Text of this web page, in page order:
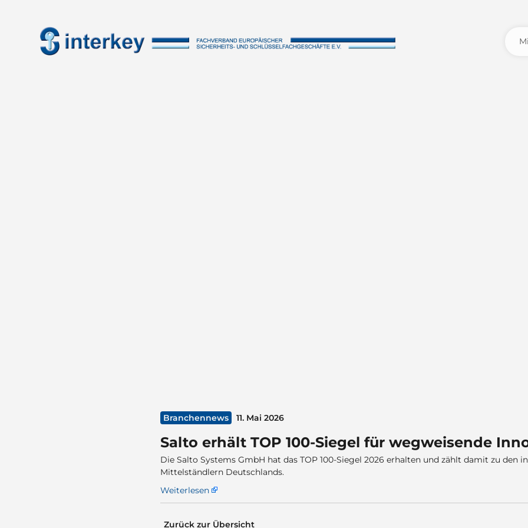
Branchennews 11. Mai 2026
Salto erhält TOP 100-Siegel für wegweisende
Die Salto Systems GmbH hat das TOP 100-Siegel 2026 erhalten und zählt damit zu den
Mittelständlern Deutschlands.
Weiterlesen
Zurück zur Übersicht